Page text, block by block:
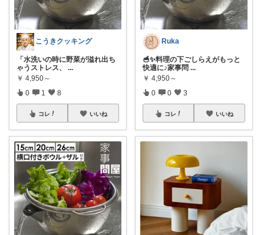
こうきクッキング
「水洗いの時に野菜が溢れ出ち
ゃうストレス、
...
￥ 4,950～
0 1 8
コレ いいね
Ruka
🥣✨料理の下ごしらえがもっと
快適に♪家事問 ...
￥ 4,950～
0 0 3
コレ いいね